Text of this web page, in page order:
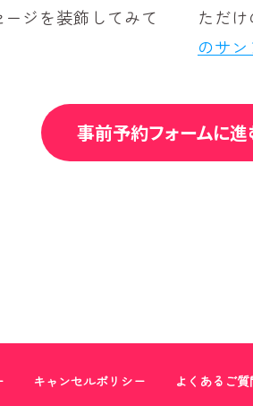
ジを装飾してみて
ただ
のサ
事前予約フォームに進
キャンセルポリシー よくあるご質